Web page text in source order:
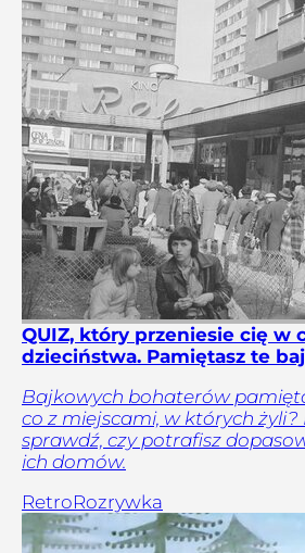
QUIZ, który przeniesie cię w
dzieciństwa. Pamiętasz te
Bajkowych bohaterów
co z miejscami, w których żyli?
sprawdź, czy potrafisz
ich domów.
RetroRozrywka